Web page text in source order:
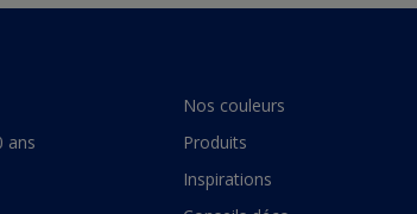
ans
Nos couleurs
Produits
Inspirations